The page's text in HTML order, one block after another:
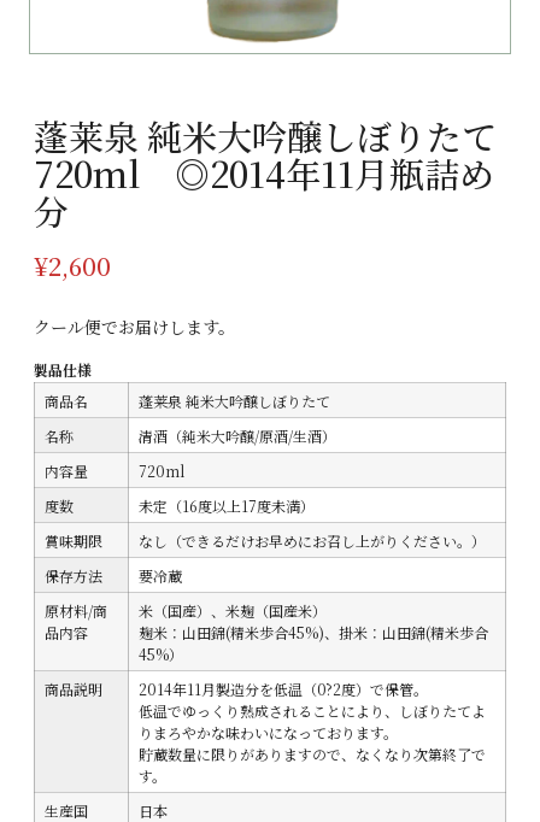
蓬莱泉 純米大吟醸しぼりたて
720ml ◎2014年11月瓶詰め
分
¥2,600
クール便でお届けします。
製品仕様
商品名
蓬莱泉 純米大吟醸しぼりたて
名称
清酒（純米大吟醸/原酒/生酒）
内容量
720ml
度数
未定（16度以上17度未満）
賞味期限
なし（できるだけお早めにお召し上がりください。）
保存方法
要冷蔵
原材料/商
品内容
米（国産）、米麹（国産米）
麹米：山田錦(精米歩合45%)、掛米：山田錦(精米歩合
45%）
商品説明
2014年11月製造分を低温（0?2度）で保管。
低温でゆっくり熟成されることにより、しぼりたてよ
りまろやかな味わいになっております。
貯蔵数量に限りがありますので、なくなり次第終了で
す。
生産国
日本